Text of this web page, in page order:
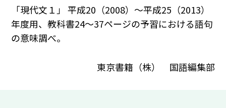
「現代文１」 平成20（2008）～平成25（2013）
年度用、教科書24～37ページの予習における語句
の意味調べ。
東京書籍（株） 国語編集部